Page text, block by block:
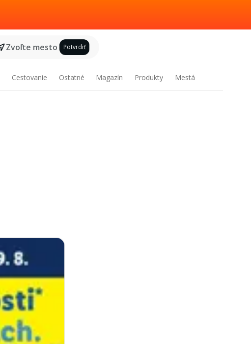
Zvoľte mesto Potvrdiť
Cestovanie Ostatné Magazín Produkty Mestá